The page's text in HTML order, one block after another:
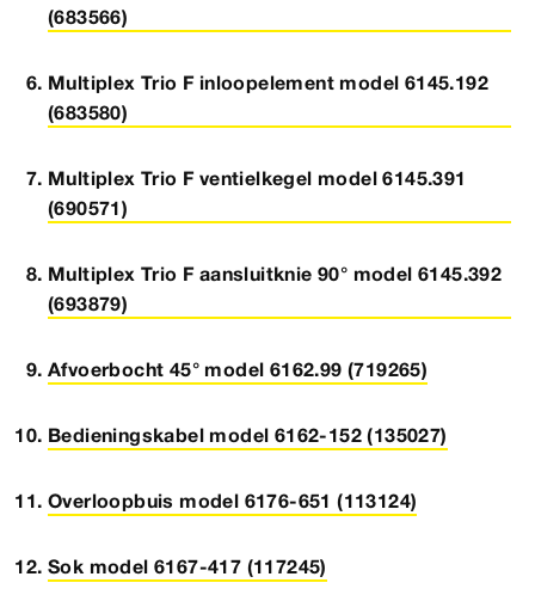
(683566)
Multiplex Trio F inloopelement model 6145.192
(683580)
Multiplex Trio F ventielkegel model 6145.391
(690571)
Multiplex Trio F aansluitknie 90° model 6145.392
(693879)
Afvoerbocht 45° model 6162.99 (719265)
Bedieningskabel model 6162-152 (135027)
Overloopbuis model 6176-651 (113124)
Sok model 6167-417 (117245)